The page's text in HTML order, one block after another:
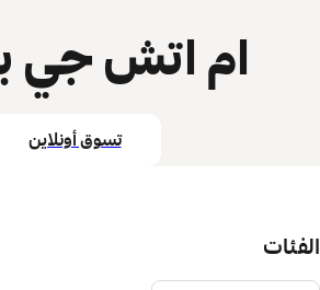
ام اتش جي
تسوق أونلاين
الفئات